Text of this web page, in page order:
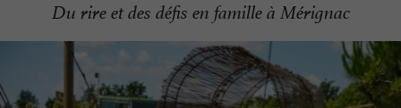
Du rire et des défis en famille à Mérignac